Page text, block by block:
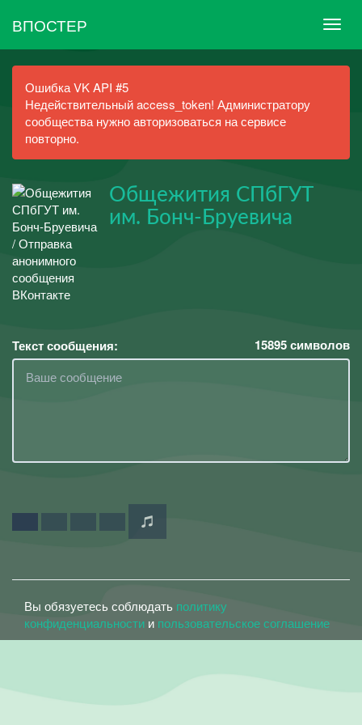
ВПОСТЕР
Ошибка VK API #5
Недействительный access_token! Администратору
сообщества нужно авторизоваться на сервисе
повторно.
Общежития СПбГУТ
им. Бонч-Бруевича
Текст сообщения: 15895символов
Вы обязуетесь соблюдать политику
конфиденциальности и пользовательское соглашение